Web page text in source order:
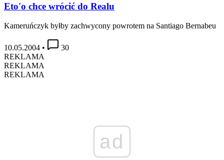
Eto'o chce wrócić do Realu
Kameruńczyk byłby zachwycony powrotem na Santiago Bernabeu
10.05.2004 •
30
REKLAMA
REKLAMA
REKLAMA
ad